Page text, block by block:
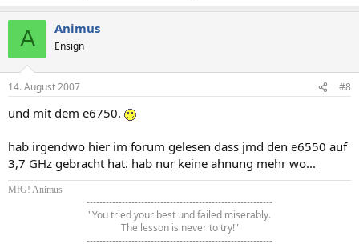
A Animus
Ensign
14. August 2007 #8
und mit dem e6750.
hab irgendwo hier im forum gelesen dass jmd den e6550 auf
3,7 GHz gebracht hat. hab nur keine ahnung mehr wo...
MfG! Animus
----------------------------------------------------------
"You tried your best und failed miserably.
The lesson is never to try!"
----------------------------------------------------------​